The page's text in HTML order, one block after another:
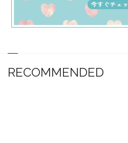
RECOMMENDED